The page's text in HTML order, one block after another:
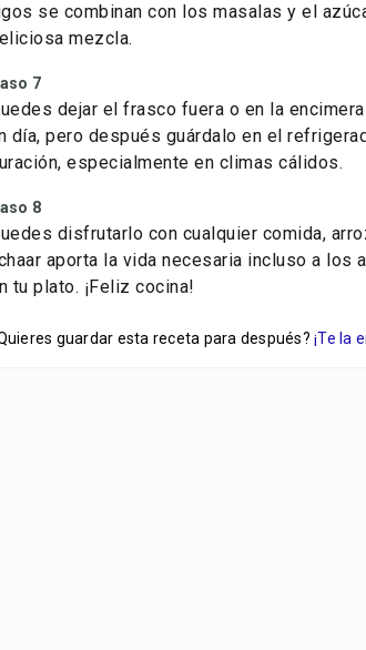
se combinan con los masalas y el
mezcla.
7
dejar el frasco fuera o en la
día, pero después guárdalo en el
especialmente en climas cálidos.
8
disfrutarlo con cualquier comida,
aporta la vida necesaria incluso a los
tu plato. ¡Feliz cocina!
guardar esta receta para después? ¡Te la